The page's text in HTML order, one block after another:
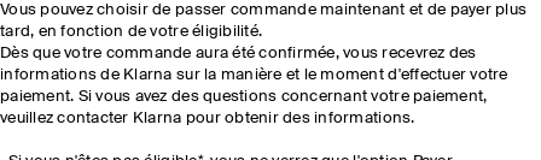
Vous pouvez choisir de passer commande maintenant et de payer plus
tard, en fonction de votre éligibilité.
Dès que votre commande aura été confirmée, vous recevrez des
informations de Klarna sur la manière et le moment d'effectuer votre
paiement. Si vous avez des questions concernant votre paiement,
veuillez contacter Klarna pour obtenir des informations.